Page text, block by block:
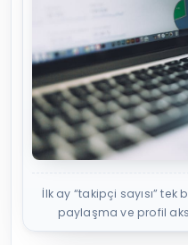
İlk ay “takipçi sayısı”
paylaşma ve profil